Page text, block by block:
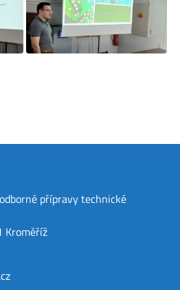
přípravy technické
Kroměříž